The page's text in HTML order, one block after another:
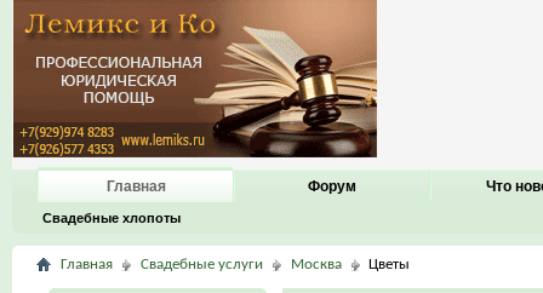
Главная
Свадебные хлопоты
Форум Что
Главная Свадебные услуги Москва Цветы